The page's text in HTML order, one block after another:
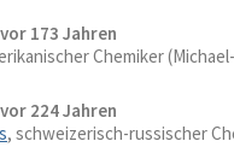
173 Jahren
Chemiker
224 Jahren
, schweizerisch-russischer